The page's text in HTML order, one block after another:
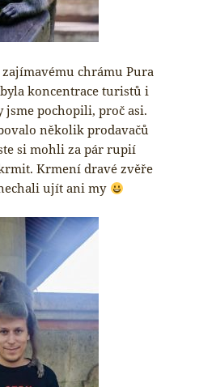
chrámu Pura
koncentrace turistů i
jsme pochopili, proč asi.
několik prodavačů
si mohli za pár rupií
Krmení dravé zvěře
ujít ani my